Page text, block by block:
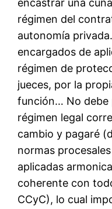
encastrar una
régimen del
autonomía
encargados de
régimen de
jueces, por la
función… No debe
régimen legal
cambio y pagaré
normas
aplicadas
coherente con
CCyC), lo cual